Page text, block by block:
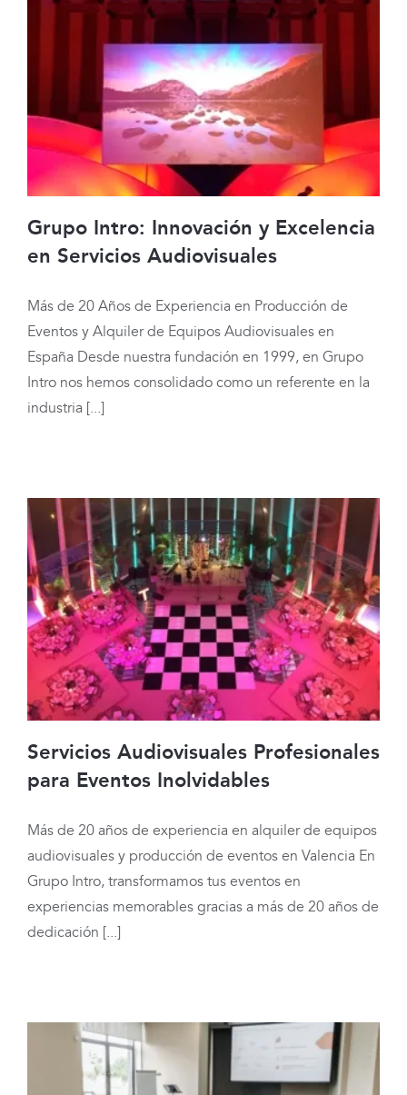
Grupo Intro: Innovación y Excelencia
en Servicios Audiovisuales
Grupo Intro: Innovación y Excelencia
en Servicios Audiovisuales
Más de 20 Años de Experiencia en Producción de
Eventos y Alquiler de Equipos Audiovisuales en
España Desde nuestra fundación en 1999, en Grupo
Intro nos hemos consolidado como un referente en la
industria [...]
Servicios Audiovisuales Profesionales
para Eventos Inolvidables
Servicios Audiovisuales Profesionales
para Eventos Inolvidables
Más de 20 años de experiencia en alquiler de equipos
audiovisuales y producción de eventos en Valencia En
Grupo Intro, transformamos tus eventos en
experiencias memorables gracias a más de 20 años de
dedicación [...]